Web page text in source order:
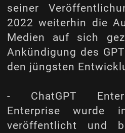
seiner
2022 weiterhin die
Medien auf sich
Ankündigung des
den jüngsten
- ChatGPT
Enterprise wurde
veröffentlicht und